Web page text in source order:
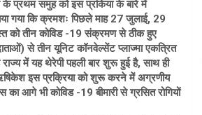
के प्रथम समुह को इस प्रकिया के बारे में
गया कि क्रमशः पिछले माह 27 जुलाई, 29
को तीन कोविड -19 संक्रमण से ठीक हुए
से तीन यूनिट कॉनवेल्सेंट प्लाज्मा एकत्रित
में यह थेरेपी पहली बार शुरू हुई है, साथ ही
इस प्रक्रिया को शुरू करने में अग्रणीय
का आगे भी कोविड -19 बीमारी से ग्रसित रोगियों